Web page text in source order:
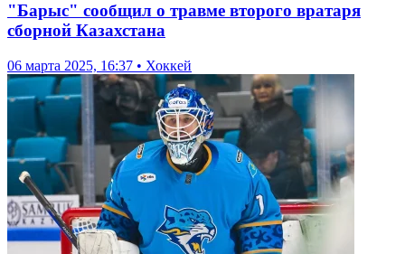
"Барыс" сообщил о травме второго вратаря
сборной Казахстана
06 марта 2025, 16:37 • Хоккей